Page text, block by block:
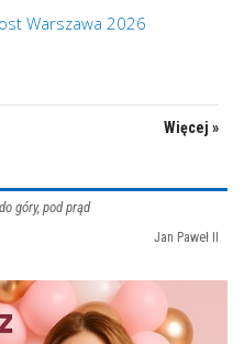
Warszawa 2026
Więcej »
góry, pod prąd
Jan Paweł II